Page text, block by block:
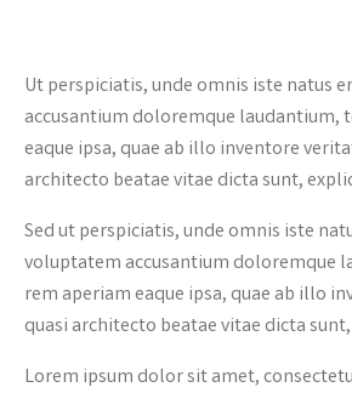
Ut perspiciatis, unde omnis iste natus
accusantium doloremque laudantium,
eaque ipsa, quae ab illo inventore
architecto beatae vitae dicta sunt,
Sed ut perspiciatis, unde omnis iste
voluptatem accusantium doloremque
rem aperiam eaque ipsa, quae ab illo
quasi architecto beatae vitae dicta
Lorem ipsum dolor sit amet,